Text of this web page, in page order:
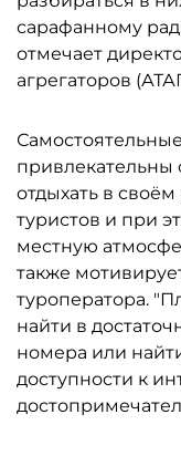
сарафанному
отмечает
агрегаторов
привлекательны
отдыхать в
туристов и при
местную
также
туроператора.
найти в
номера или
доступности к